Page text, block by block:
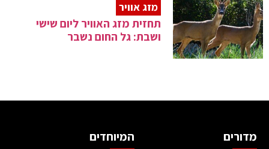
מזג אוויר
תחזית מזג האוויר ליום שישי
ושבת: גל החום נשבר
מדורים המיוחדים